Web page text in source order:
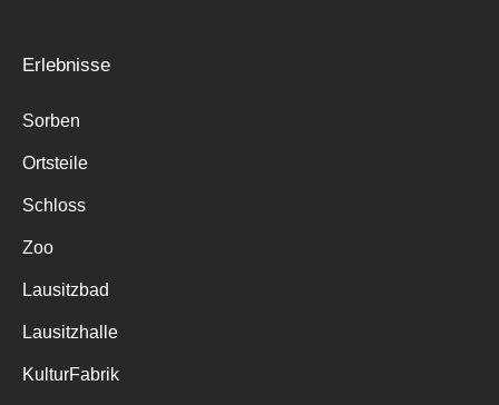
Erlebnisse
Sorben
Ortsteile
Schloss
Zoo
Lausitzbad
Lausitzhalle
KulturFabrik